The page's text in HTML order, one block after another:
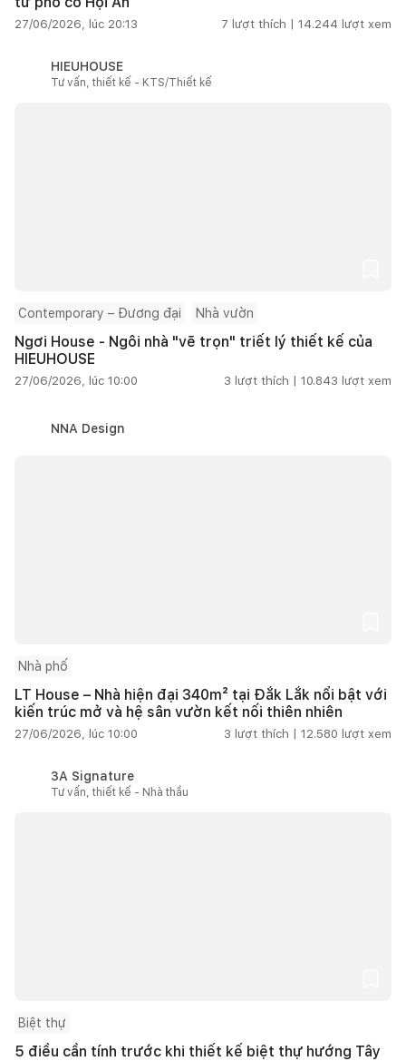
27/06/2026, lúc 20:13 7 lượt thích | 14.244 lượt xem
HIEUHOUSE
Tư vấn, thiết kế - KTS/Thiết kế
Contemporary – Đương đại Nhà vườn
Ngơi House - Ngôi nhà "vẽ trọn" triết lý thiết kế của
HIEUHOUSE
27/06/2026, lúc 10:00 3 lượt thích | 10.843 lượt xem
NNA Design
Nhà phố
LT House – Nhà hiện đại 340m² tại Đắk Lắk nổi bật với
kiến trúc mở và hệ sân vườn kết nối thiên nhiên
27/06/2026, lúc 10:00 3 lượt thích | 12.580 lượt xem
3A Signature
Tư vấn, thiết kế - Nhà thầu
Biệt thự
5 điều cần tính trước khi thiết kế biệt thự hướng Tây